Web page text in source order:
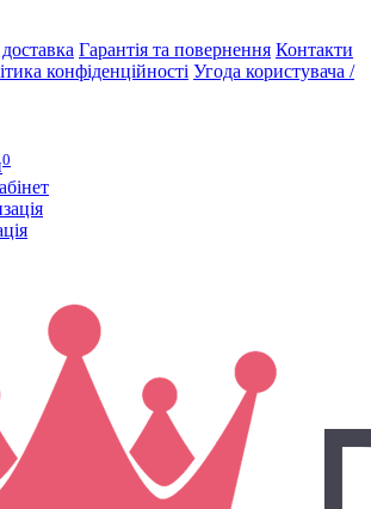
Гарантія та повернення Контакти
конфіденційності Угода користувача /
0